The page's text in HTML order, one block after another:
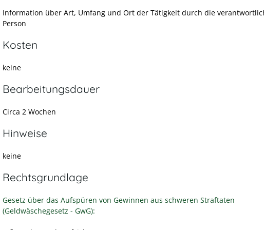
Information über Art, Umfang und Ort der Tätigkeit durch die
Person
Kosten
keine
Bearbeitungsdauer
Circa 2 Wochen
Hinweise
keine
Rechtsgrundlage
Gesetz über das Aufspüren von Gewinnen aus schweren Straftaten
(Geldwäschegesetz - GwG):